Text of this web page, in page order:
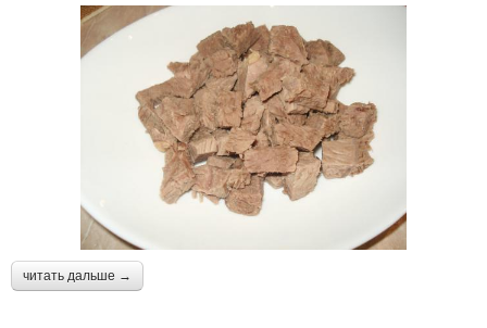
читать дальше →